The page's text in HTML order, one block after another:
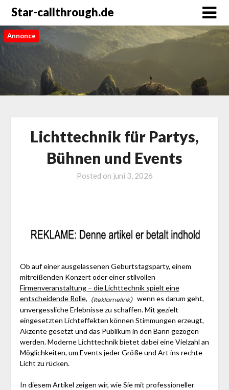
Star-callthrough.de
Annonce
Lichttechnik für Partys,
Bühnen und Events
Posted on juni 3, 2026
Ob auf einer ausgelassenen Geburtstagsparty, einem
mitreißenden Konzert oder einer stilvollen
Firmenveranstaltung – die Lichttechnik spielt eine
entscheidende Rolle,
wenn es darum geht,
unvergessliche Erlebnisse zu schaffen. Mit gezielt
eingesetzten Lichteffekten können Stimmungen erzeugt,
Akzente gesetzt und das Publikum in den Bann gezogen
werden. Moderne Lichttechnik bietet dabei eine Vielzahl an
Möglichkeiten, um Events jeder Größe und Art ins rechte
Licht zu rücken.
In diesem Artikel zeigen wir, wie Sie mit professioneller